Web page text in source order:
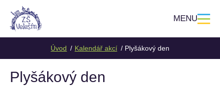
MENU
Úvod Kalendář akcí Plyšákový den
Plyšákový den